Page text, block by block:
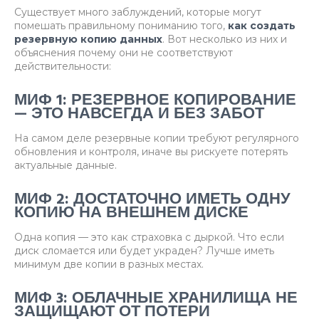
Существует много заблуждений, которые могут
помешать правильному пониманию того, как создать
резервную копию данных. Вот несколько из них и
объяснения почему они не соответствуют
действительности:
МИФ 1: РЕЗЕРВНОЕ КОПИРОВАНИЕ
— ЭТО НАВСЕГДА И БЕЗ ЗАБОТ
На самом деле резервные копии требуют регулярного
обновления и контроля, иначе вы рискуете потерять
актуальные данные.
МИФ 2: ДОСТАТОЧНО ИМЕТЬ ОДНУ
КОПИЮ НА ВНЕШНЕМ ДИСКЕ
Одна копия — это как страховка с дыркой. Что если
диск сломается или будет украден? Лучше иметь
минимум две копии в разных местах.
МИФ 3: ОБЛАЧНЫЕ ХРАНИЛИЩА НЕ
ЗАЩИЩАЮТ ОТ ПОТЕРИ